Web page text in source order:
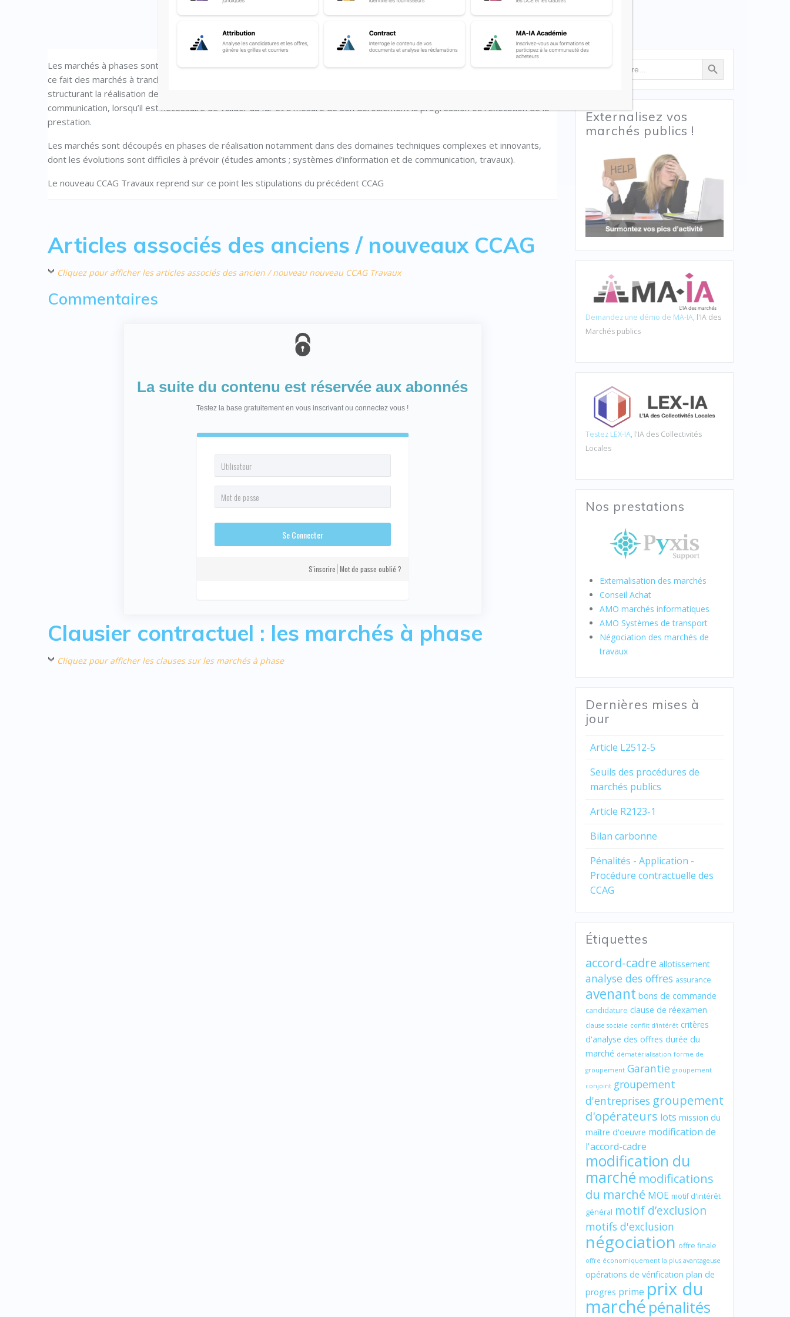
Les marchés à phases sont des marchés fractionnés structurés en étapes de réalisation intermédiaires, les rapprochant de
ce fait des marchés à tranches conditionnelles. Ils supposent la définition d’événements logiques ou chronologiques
structurant la réalisation des prestations. Ils sont majoritairement utilisés dans les marchés de travaux, d’études et de
communication, lorsqu’il est nécessaire de valider au fur et à mesure de son déroulement la progression ou l’exécution de la
prestation.
Les marchés sont découpés en phases de réalisation notamment dans des domaines techniques complexes et innovants,
dont les évolutions sont difficiles à prévoir (études amonts ; systèmes d’information et de communication, travaux).
Le nouveau CCAG Travaux reprend sur ce point les stipulations du précédent CCAG
Articles associés des anciens / nouveaux CCAG
Cliquez pour afficher les articles associés des ancien / nouveau nouveau CCAG Travaux
Commentaires
La suite du contenu est réservée aux abonnés
Testez la base gratuitement en vous inscrivant ou connectez vous !
S'inscrire Mot de passe oublié ?
Clausier contractuel : les marchés à phase
Cliquez pour afficher les clauses sur les marchés à phase
for:
Search Button
Externalisez vos
marchés publics !
Demandez une démo de MA-IA, l'IA des
Marchés publics
Testez LEX-IA, l'IA des Collectivités
Locales
Nos prestations
Externalisation des marchés
Conseil Achat
AMO marchés informatiques
AMO Systèmes de transport
Négociation des marchés de
travaux
Dernières mises à
jour
Article L2512-5
Seuils des procédures de
marchés publics
Article R2123-1
Bilan carbonne
Pénalités - Application -
Procédure contractuelle des
CCAG
Étiquettes
accord-cadre allotissement
analyse des offres assurance
avenant bons de commande
candidature clause de réexamen
clause sociale conflit d'intérêt critères
d'analyse des offres durée du
marché dématérialisation forme de
groupement Garantie groupement
conjoint groupement
d'entreprises groupement
d'opérateurs lots mission du
maître d'oeuvre modification de
l'accord-cadre
modification du
marché modifications
du marché MOE motif d'intérêt
général motif d’exclusion
motifs d'exclusion
négociation offre finale
offre économiquement la plus avantageuse
opérations de vérification plan de
progres prime prix du
marché pénalités